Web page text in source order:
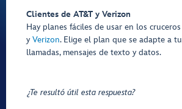
Clientes de AT&T y Verizon
Hay planes fáciles de usar en los
y Verizon. Elige el plan que se adapte a
llamadas, mensajes de texto y datos.
¿Te resultó útil esta respuesta?